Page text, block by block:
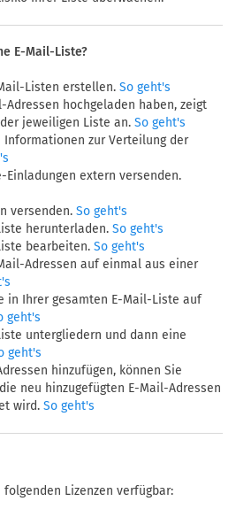
E-Mail-Liste?
Listen erstellen. So geht's
Adressen hochgeladen haben, zeigt
jeweiligen Liste an. So geht's
zur Verteilung der
Einladungen extern versenden.
versenden. So geht's
herunterladen. So geht's
bearbeiten. So geht's
Adressen auf einmal aus einer
in Ihrer gesamten E-Mail-Liste auf
geht's
untergliedern und dann eine
geht's
hinzufügen, können Sie
neu hinzugefügten E-Mail-Adressen
wird. So geht's
Lizenzen verfügbar: